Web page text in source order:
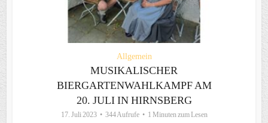
Allgemein
MUSIKALISCHER
BIERGARTENWAHLKAMPF AM
20. JULI IN HIRNSBERG
17. Juli 2023 344 Aufrufe 1 Minuten zum Lesen